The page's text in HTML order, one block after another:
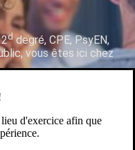
ddegré, CPE, PsyEN,
vous êtes ici chez
moi ?
d'exercice afin que